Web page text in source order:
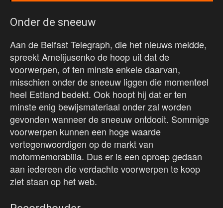
Onder de sneeuw
Aan de Belfast Telegraph, die het nieuws meldde,
spreekt Amelijusenko de hoop uit dat de
voorwerpen, of ten minste enkele daarvan,
misschien onder de sneeuw liggen die momenteel
heel Estland bedekt. Ook hoopt hij dat er ten
minste enig bewijsmateriaal onder zal worden
gevonden wanneer de sneeuw ontdooit. Sommige
voorwerpen kunnen een hoge waarde
vertegenwoordigen op de markt van
motormemorabilia. Dus er is een oproep gedaan
aan iedereen die verdachte voorwerpen te koop
ziet staan op het web.